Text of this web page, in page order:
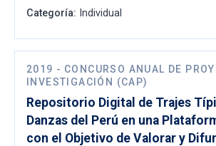
Categoría: Individual
2019 - CONCURSO ANUAL DE
INVESTIGACIÓN (CAP)
Repositorio Digital de Trajes
Danzas del Perú en una
con el Objetivo de Valorar y